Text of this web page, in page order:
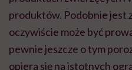
produktów. Podobnie jest
oczywiście może być
pewnie jeszcze o tym
opiera się na istotnych